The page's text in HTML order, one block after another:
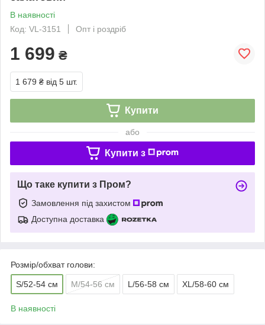
В наявності
Код: VL-3151
Опт і роздріб
1 699 ₴
1 679 ₴ від 5 шт.
Купити
або
Купити з
Що таке купити з Пром?
Замовлення під захистом
Доступна доставка
Розмір/обхват голови:
S/52-54 см M/54-56 см L/56-58 см XL/58-60 см
В наявності